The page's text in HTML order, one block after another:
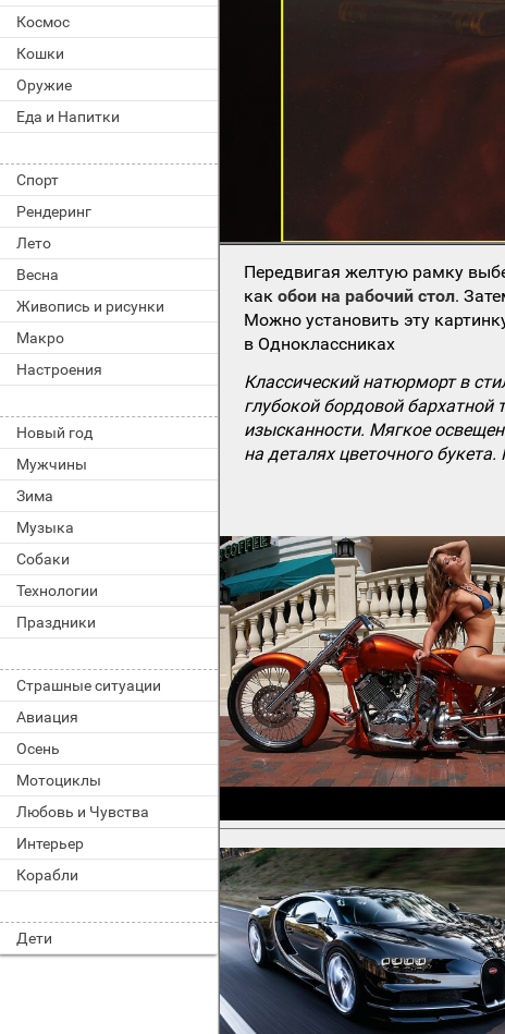
Космос
Кошки
Оружие
Еда и Напитки
Спорт
Рендеринг
Лето
Весна
Живопись и рисунки
Макро
Настроения
Новый год
Мужчины
Зима
Музыка
Собаки
Технологии
Праздники
Страшные ситуации
Авиация
Осень
Мотоциклы
Любовь и Чувства
Интерьер
Корабли
Дети
Передвигая желтую рамку
какобои на рабочий стол.
Можно установить эту
в Одноклассниках
Классический натюрморт в
глубокой бордовой
изысканности. Мягкое
на деталях цветочного